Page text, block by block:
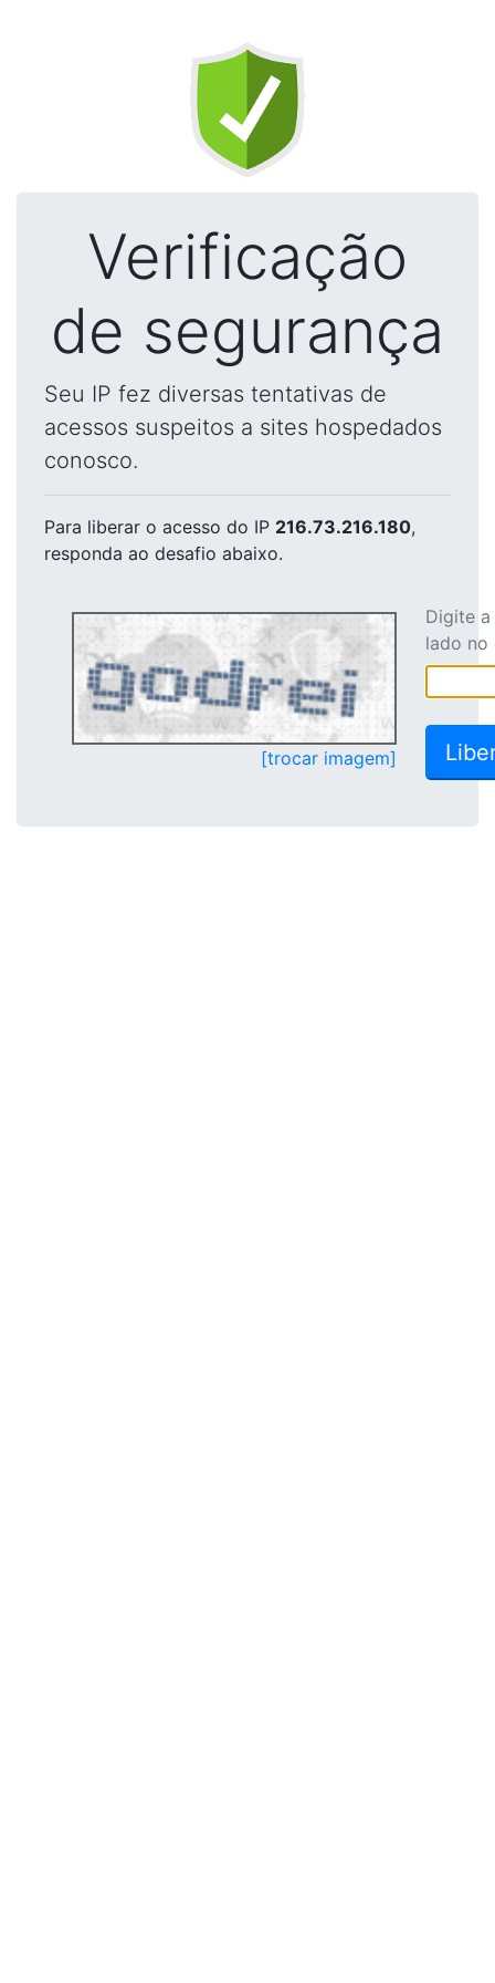
Verificação
de segurança
Seu IP fez diversas tentativas de
acessos suspeitos a sites hospedados
conosco.
Para liberar o acesso do IP 216.73.216.180,
responda ao desafio abaixo.
[trocar imagem]
Digite
lado no